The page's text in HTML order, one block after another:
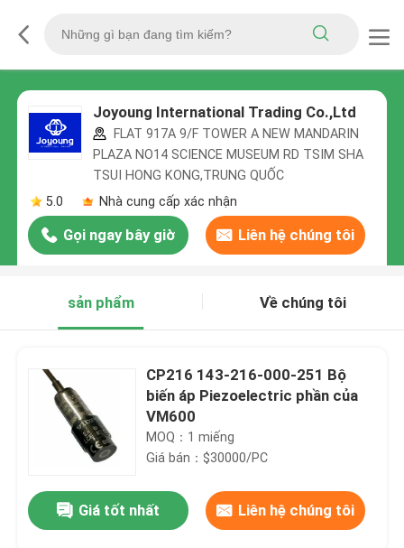
Joyoung International Trading Co.,Ltd
FLAT 917A 9/F TOWER A NEW MANDARIN
PLAZA NO14 SCIENCE MUSEUM RD TSIM SHA
TSUI HONG KONG,TRUNG QUỐC
5.0
Nhà cung cấp xác nhận
Gọi ngay bây giờ Liên hệ chúng tôi
sản phẩm Về chúng tôi
CP216 143-216-000-251 Bộ
biến áp Piezoelectric phần của
VM600
MOQ：1 miếng
Giá bán：$30000/PC
Giá tốt nhất Liên hệ chúng tôi